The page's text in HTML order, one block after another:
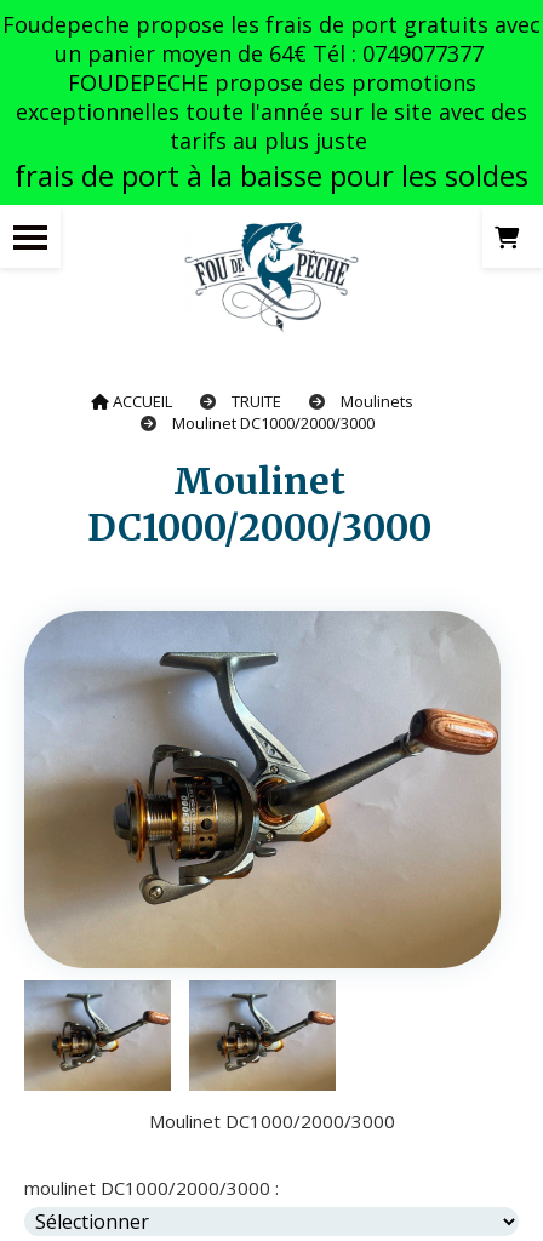
Foudepeche propose les frais de port gratuits avec
un panier moyen de 64€ Tél : 0749077377
FOUDEPECHE propose des promotions
exceptionnelles toute l'année sur le site avec des
tarifs au plus juste
frais de port à la baisse pour les soldes
ACCUEIL TRUITE
Moulinets
Moulinet DC1000/2000/3000
Moulinet
DC1000/2000/3000
Moulinet DC1000/2000/3000
moulinet DC1000/2000/3000 :